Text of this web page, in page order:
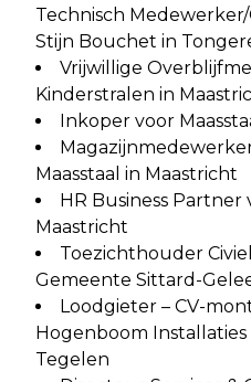
Technisch
Stijn Bouchet in
Vrijwillige
Kinderstralen in
Inkoper voor
Maasstaal in Maastricht
HR Business
Maastricht
Toezichthouder
Gemeente Sittard-
Loodgieter – CV-
Hogenboom
Tegelen